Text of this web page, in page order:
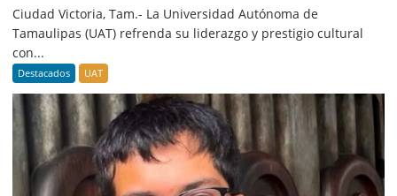
Ciudad Victoria, Tam.- La Universidad Autónoma de
Tamaulipas (UAT) refrenda su liderazgo y prestigio cultural
con...
Destacados UAT